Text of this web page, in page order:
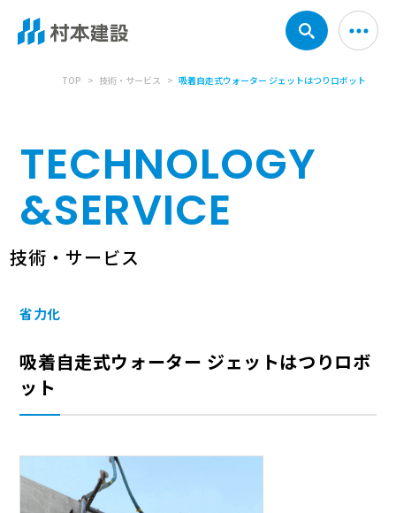
TOP 技術・サービス 吸着自走式ウォーター ジェットはつりロボット
TECHNOLOGY
&SERVICE
技術・サービス
省力化
吸着自走式ウォーター ジェットはつりロボ
ット